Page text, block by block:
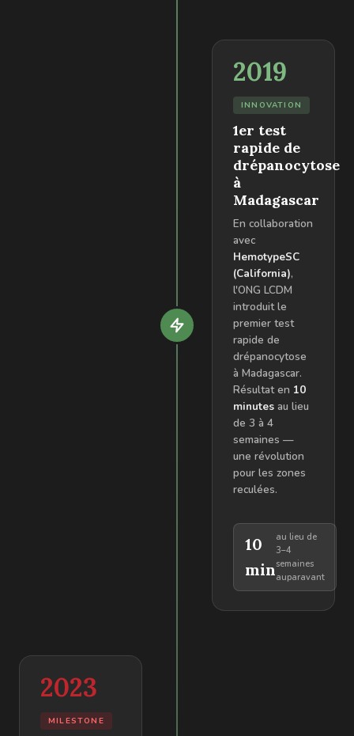
2019
INNOVATION
1er test
rapide de
drépanocytose
à
Madagascar
En collaboration
avec
HemotypeSC
(California),
l'ONG LCDM
introduit le
premier test
rapide de
drépanocytose
à Madagascar.
Résultat en 10
minutes au lieu
de 3 à 4
semaines —
une révolution
pour les zones
reculées.
10
min
au lieu de
3–4
semaines
auparavant
2023
MILESTONE